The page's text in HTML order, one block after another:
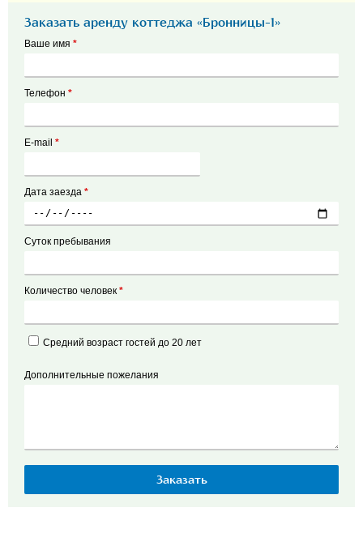
Заказать аренду коттеджа «Бронницы-1»
Ваше имя *
Телефон *
E-mail *
Дата заезда *
Суток пребывания
Количество человек *
Средний возраст гостей до 20 лет
Дополнительные пожелания